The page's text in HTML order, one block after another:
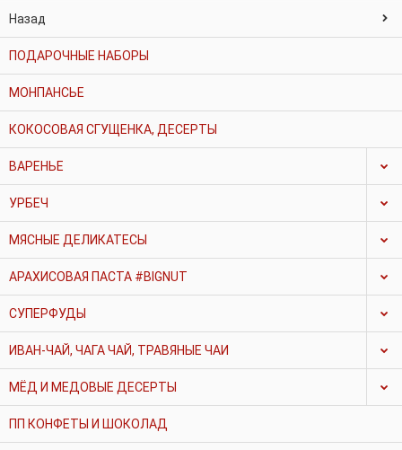
Назад
ПОДАРОЧНЫЕ НАБОРЫ
МОНПАНСЬЕ
КОКОСОВАЯ СГУЩЕНКА, ДЕСЕРТЫ
ВАРЕНЬЕ
УРБЕЧ
МЯСНЫЕ ДЕЛИКАТЕСЫ
АРАХИСОВАЯ ПАСТА #BIGNUT
СУПЕРФУДЫ
ИВАН-ЧАЙ, ЧАГА ЧАЙ, ТРАВЯНЫЕ ЧАИ
МЁД И МЕДОВЫЕ ДЕСЕРТЫ
ПП КОНФЕТЫ И ШОКОЛАД